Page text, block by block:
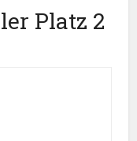
Platz 2